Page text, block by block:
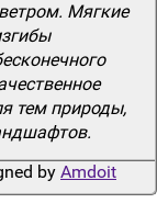
Мягкие
тем природы,
by Amdoit